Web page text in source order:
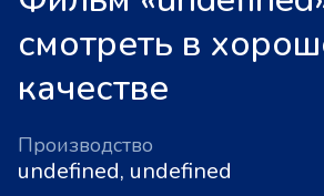
смотреть в
качестве
Производство
undefined, undefined